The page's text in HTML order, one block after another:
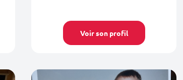
Voir son profil